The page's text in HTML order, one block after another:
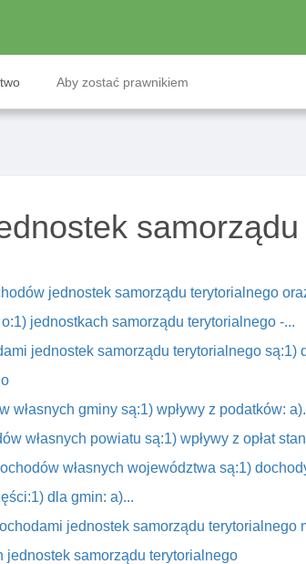
Aby zostać prawnikiem
jednostek samorządu terytorialnego
jednostkach samorządu terytorialnego -...
jednostek samorządu terytorialnego są:1)
własnych gminy są:1) wpływy z podatków:
własnych powiatu są:1) wpływy z opłat
własnych województwa są:1)
dla gmin: a)...
jednostek samorządu terytorialnego
jednostek samorządu terytorialnego